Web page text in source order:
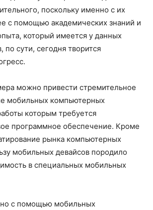
поскольку именно с их
с помощью академических знаний и
который имеется у данных
по сути, сегодня творится
можно привести стремительное
мобильных компьютерных
которым требуется
программное обеспечение. Кроме
рынка компьютерных
мобильных девайсов породило
в специальных мобильных
с помощью мобильных